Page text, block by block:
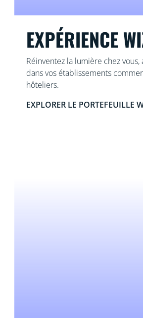
EXPÉRIENCE
Réinventez la lumière chez vous,
dans vos établissements
hôteliers.
EXPLORER LE PORTEFEUILLE